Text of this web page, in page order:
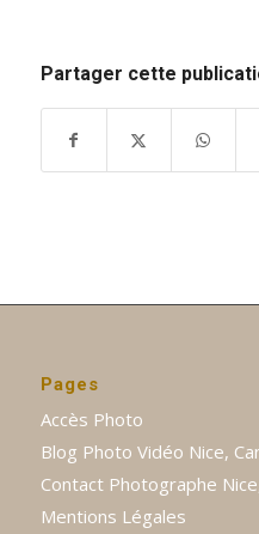
Partager cette
Pages
Accès Photo
Blog Photo Vidéo Nice,
Contact Photographe
Mentions Légales